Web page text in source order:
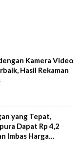
Kamera Video
Hasil Rekaman
yang Tepat,
Dapat Rp 4,2
Imbas Harga